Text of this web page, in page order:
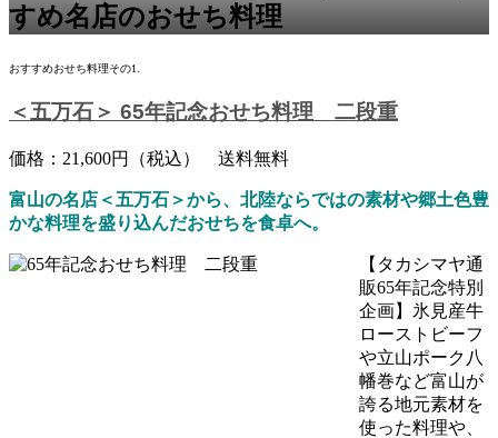
すめ名店のおせち料理
おすすめおせち料理その1.
＜五万石＞ 65年記念おせち料理 二段重
価格：21,600円（税込） 送料無料
富山の名店＜五万石＞から、北陸ならではの素材や郷土色豊
かな料理を盛り込んだおせちを食卓へ。
【タカシマヤ通
販65年記念特別
企画】氷見産牛
ローストビーフ
や立山ポーク八
幡巻など富山が
誇る地元素材を
使った料理や、